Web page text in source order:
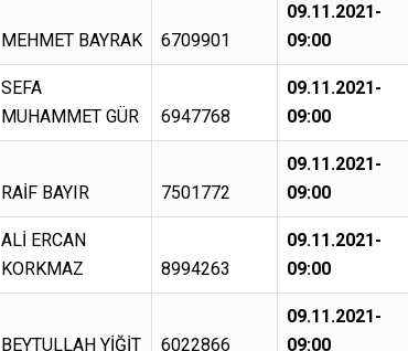
MEHMET BAYRAK 6709901
09.11.2021-
09:00
SEFA
MUHAMMET GÜR
6947768
09.11.2021-
09:00
RAİF BAYIR 7501772
09.11.2021-
09:00
ALİ ERCAN
KORKMAZ
8994263
09.11.2021-
09:00
BEYTULLAH YİĞİT 6022866
09.11.2021-
09:00